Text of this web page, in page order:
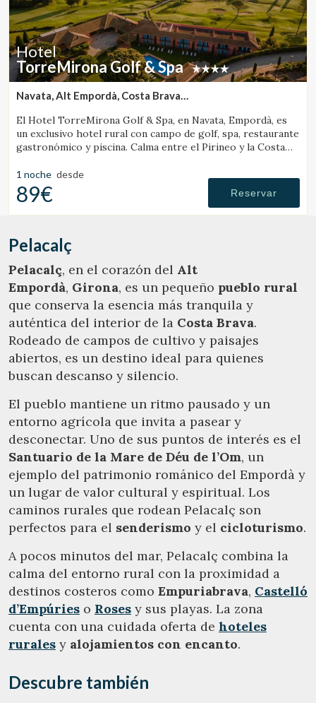
Gestionar mi reserva
Hotel
TorreMirona Golf & Spa
Navata, Alt Empordà, Costa Brava
El Hotel TorreMirona Golf & Spa, en Navata, Empordà, es
un exclusivo hotel rural con campo de golf, spa, restaurante
gastronómico y piscina. Calma entre el Pirineo y la Costa
1 noche desde
89€ Reservar
Pelacalç
Pelacalç, en el corazón del Alt
Empordà, Girona, es un pequeño pueblo rural
que conserva la esencia más tranquila y
auténtica del interior de la Costa Brava.
Rodeado de campos de cultivo y paisajes
abiertos, es un destino ideal para quienes
buscan descanso y silencio.
El pueblo mantiene un ritmo pausado y un
entorno agrícola que invita a pasear y
desconectar. Uno de sus puntos de interés es el
Santuario de la Mare de Déu de l’Om, un
ejemplo del patrimonio románico del Empordà y
un lugar de valor cultural y espiritual. Los
caminos rurales que rodean Pelacalç son
perfectos para el senderismo y el cicloturismo.
A pocos minutos del mar, Pelacalç combina la
calma del entorno rural con la proximidad a
destinos costeros como Empuriabrava, Castelló
d’Empúries o Roses y sus playas. La zona
cuenta con una cuidada oferta de hoteles
rurales y alojamientos con encanto.
Descubre también